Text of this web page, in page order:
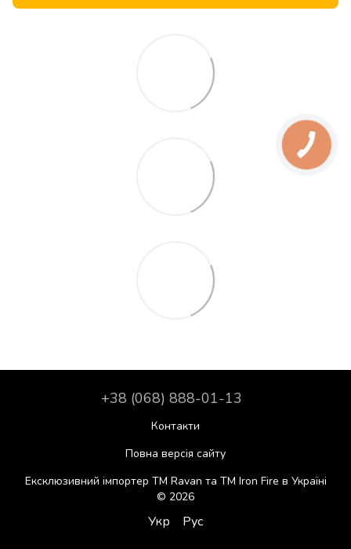
+38 (068) 888-01-13
Контакти
Повна версія сайту
Ексклюзивний імпортер ТМ Ravan та ТМ Iron Fire в Україні
© 2026
Укр Рус